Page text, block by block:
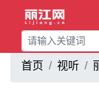
首页 视听